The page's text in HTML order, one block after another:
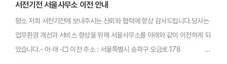
서전기전 서울사무소 이전 안내
평소 저희 서전기전에 보내주시는 신뢰와 협력에 항상 감사드립니다.당사는
업무환경 개선과 서비스 향상을 위해 서울사무소를 아래와 같이 이전하게 되
었습니다.- 아 래 -□ 이전 주소 : 서울특별시 송파구 오금로 178